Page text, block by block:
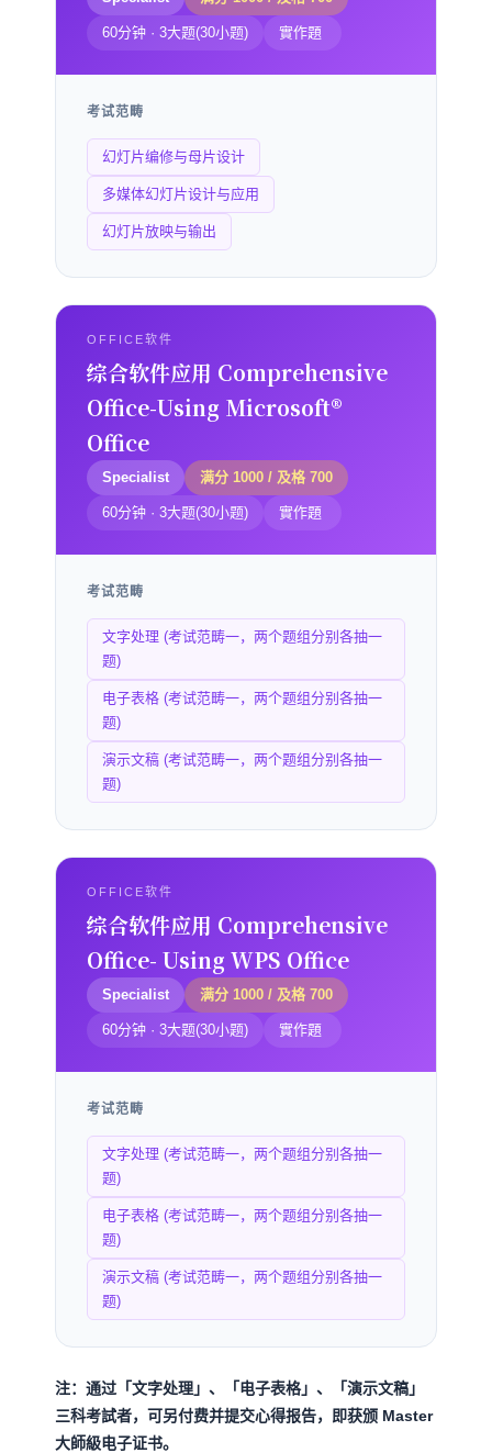
60分钟 · 3大题(30小题) 實作題
考试范畴
幻灯片编修与母片设计
多媒体幻灯片设计与应用
幻灯片放映与输出
OFFICE软件
综合软件应用 Comprehensive
Office-Using Microsoft®
Office
Specialist 满分 1000 / 及格 700
60分钟 · 3大题(30小题) 實作題
考试范畴
文字处理 (考试范畴一，两个题组分别各抽一
题)
电子表格 (考试范畴一，两个题组分别各抽一
题)
演示文稿 (考试范畴一，两个题组分别各抽一
题)
OFFICE软件
综合软件应用 Comprehensive
Office- Using WPS Office
Specialist 满分 1000 / 及格 700
60分钟 · 3大题(30小题) 實作題
考试范畴
文字处理 (考试范畴一，两个题组分别各抽一
题)
电子表格 (考试范畴一，两个题组分别各抽一
题)
演示文稿 (考试范畴一，两个题组分别各抽一
题)
注：通过「文字处理」、「电子表格」、「演示文稿」
三科考試者，可另付费并提交心得报告，即获颁 Master
大師級电子证书。